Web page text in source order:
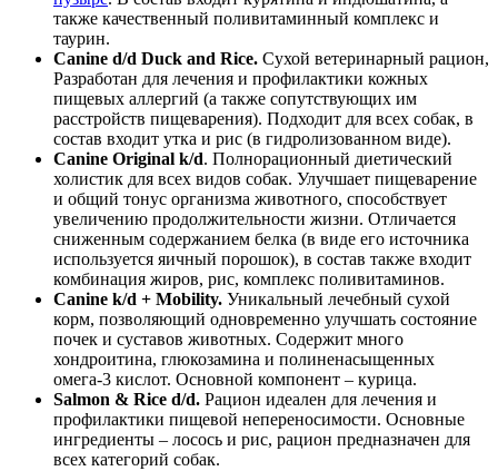
также качественный поливитаминный комплекс и
таурин.
Canine d/d Duck and Rice. Сухой ветеринарный рацион,
Разработан для лечения и профилактики кожных
пищевых аллергий (а также сопутствующих им
расстройств пищеварения). Подходит для всех собак, в
состав входит утка и рис (в гидролизованном виде).
Canine Original k/d. Полнорационный диетический
холистик для всех видов собак. Улучшает пищеварение
и общий тонус организма животного, способствует
увеличению продолжительности жизни. Отличается
сниженным содержанием белка (в виде его источника
используется яичный порошок), в состав также входит
комбинация жиров, рис, комплекс поливитаминов.
Canine k/d + Mobility. Уникальный лечебный сухой
корм, позволяющий одновременно улучшать состояние
почек и суставов животных. Содержит много
хондроитина, глюкозамина и полиненасыщенных
омега-3 кислот. Основной компонент – курица.
Salmon & Rice d/d. Рацион идеален для лечения и
профилактики пищевой непереносимости. Основные
ингредиенты – лосось и рис, рацион предназначен для
всех категорий собак.